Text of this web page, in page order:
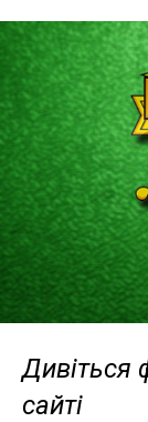
Дивіться
сайті